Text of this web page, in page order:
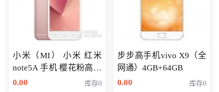
小米（MI） 小米 红米
note5A 手机 樱花粉高配
版 全网通(3G+32G)
0.00 库存0
步步高手机vivo X9（全
网通）4GB+64GB
0.00
库存0